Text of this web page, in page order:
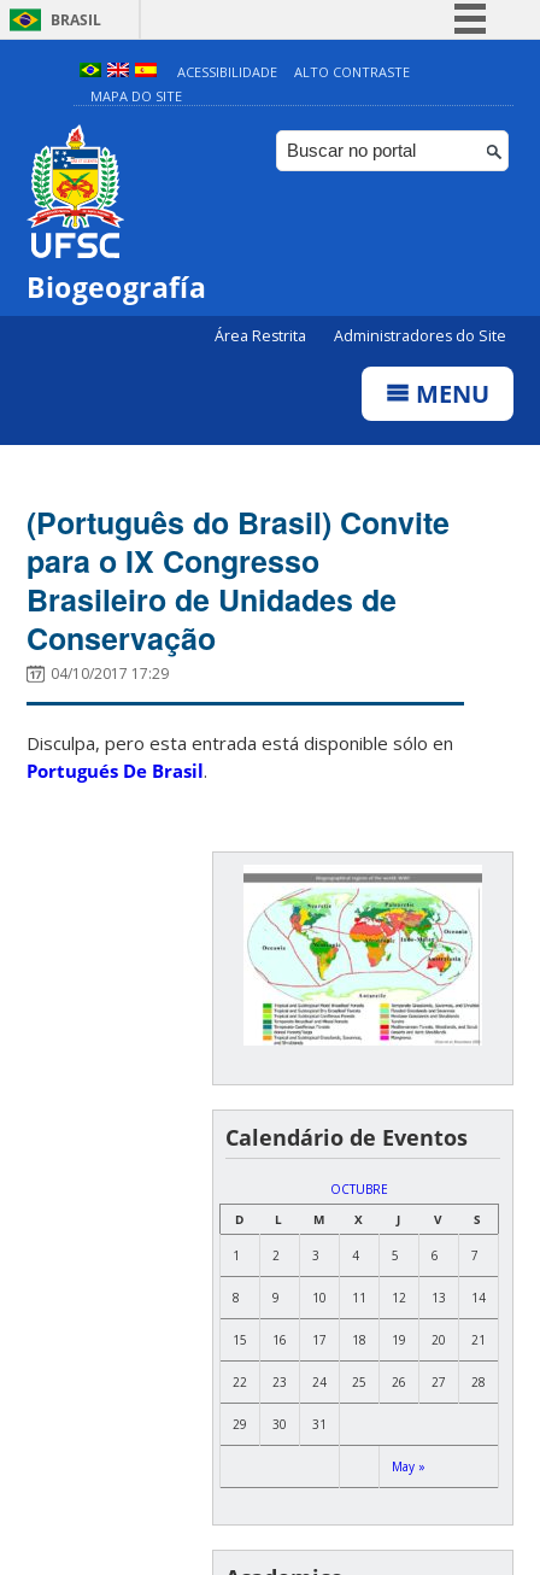
BRASIL
Simplifique!
Comunica BR
Participe
ACESSIBILIDADE
ALTO CONTRASTE
MAPA DO SITE
Biogeografía
Área Restrita Administradores do Site
MENU
(Português do Brasil) Convite
para o IX Congresso
Brasileiro de Unidades de
Conservação
04/10/2017 17:29
Disculpa, pero esta entrada está disponible sólo en
Portugués De Brasil.
Calendário de Eventos
OCTUBRE
D
L M X J V S
May »
1 2 3 4 5 6 7
8 9 10 11 12 13 14
15 16 17 18 19 20 21
22 23 24 25 26 27 28
29 30 31